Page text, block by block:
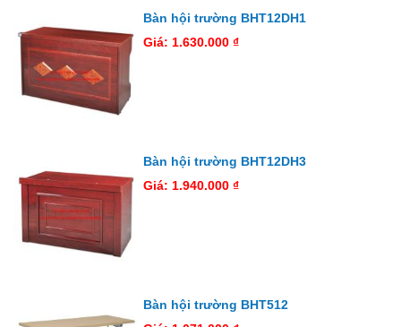
Bàn hội trường BHT12DH1
Giá: 1.630.000 ₫
Bàn hội trường BHT12DH3
Giá: 1.940.000 ₫
Bàn hội trường BHT512